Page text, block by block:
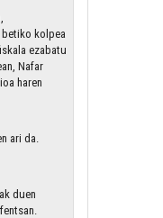
betiko kolpea
ezabatu
Nafar
haren
ari da.
duen